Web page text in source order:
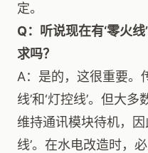
定。
Q：听说现在有‘零火
求吗？
A：是的，这很重要。
线’和‘灯控线’。但大
维持通讯模块待机，因
线’。在水电改造时，